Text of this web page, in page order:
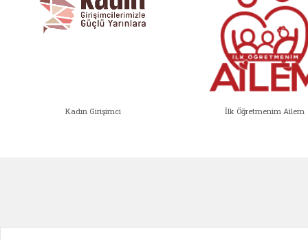
Kadın Girişimci İlk Öğretmenim Ailem